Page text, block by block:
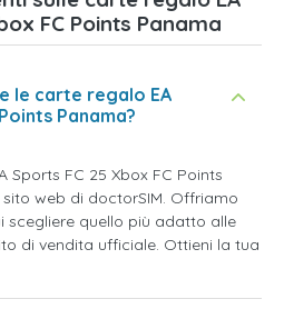
FC Points Panama
le carte regalo EA
Panama?
Sports FC 25 Xbox FC Points
web di doctorSIM. Offriamo
scegliere quello più adatto alle
di vendita ufficiale. Ottieni la tua